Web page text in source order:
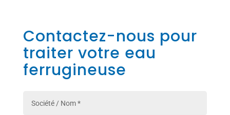
Contactez-nous pour
traiter votre eau
ferrugineuse